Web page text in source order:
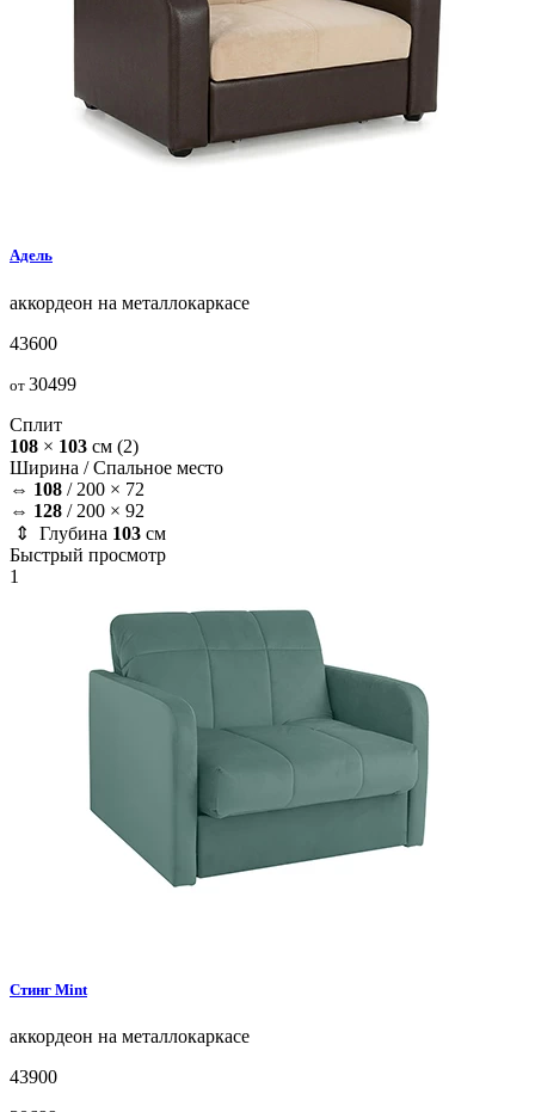
Адель
аккордеон на металлокаркасе
43600
от 30499
Сплит
108 × 103 см (2)
Ширина /Спальное место
⇔ 108 / 200 × 72
⇔ 128 / 200 × 92
⇕ Глубина 103 см
Быстрый просмотр
1
Стинг Mint
аккордеон на металлокаркасе
43900